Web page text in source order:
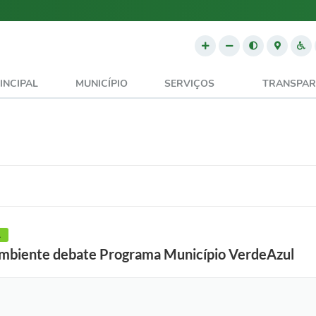
MUNICÍPIO SERVIÇOS
debate Programa Município VerdeAzul